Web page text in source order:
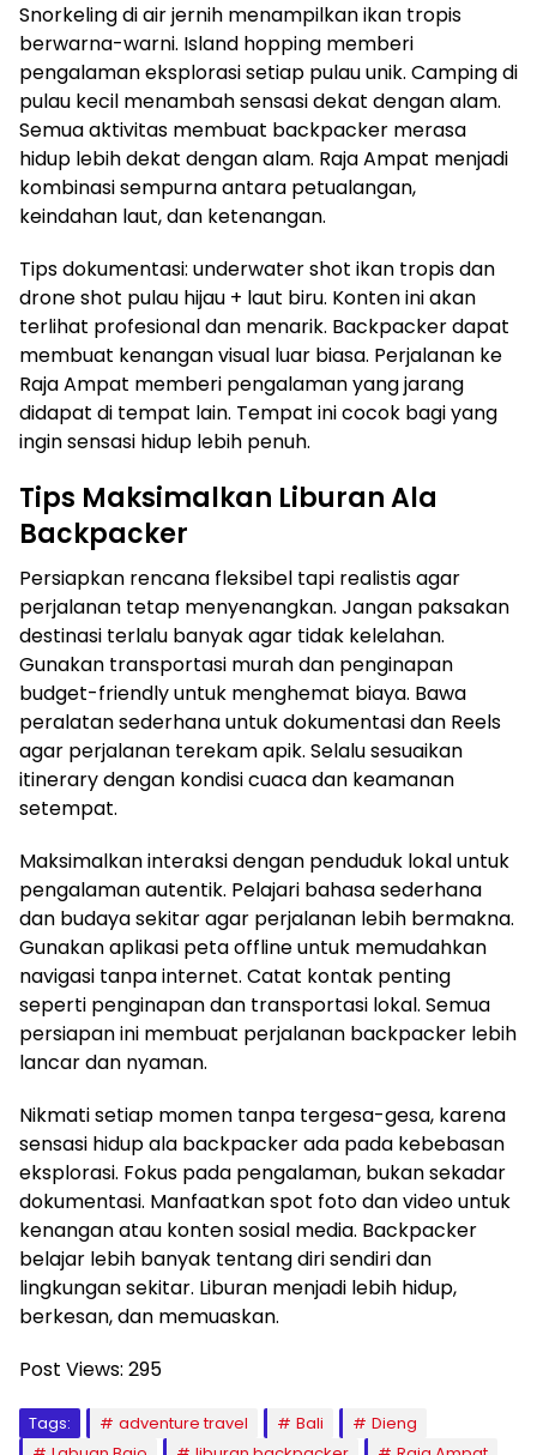
Snorkeling di air jernih menampilkan ikan tropis
berwarna-warni. Island hopping memberi
pengalaman eksplorasi setiap pulau unik. Camping di
pulau kecil menambah sensasi dekat dengan alam.
Semua aktivitas membuat backpacker merasa
hidup lebih dekat dengan alam. Raja Ampat menjadi
kombinasi sempurna antara petualangan,
keindahan laut, dan ketenangan.
Tips dokumentasi: underwater shot ikan tropis dan
drone shot pulau hijau + laut biru. Konten ini akan
terlihat profesional dan menarik. Backpacker dapat
membuat kenangan visual luar biasa. Perjalanan ke
Raja Ampat memberi pengalaman yang jarang
didapat di tempat lain. Tempat ini cocok bagi yang
ingin sensasi hidup lebih penuh.
Tips Maksimalkan Liburan Ala
Backpacker
Persiapkan rencana fleksibel tapi realistis agar
perjalanan tetap menyenangkan. Jangan paksakan
destinasi terlalu banyak agar tidak kelelahan.
Gunakan transportasi murah dan penginapan
budget-friendly untuk menghemat biaya. Bawa
peralatan sederhana untuk dokumentasi dan Reels
agar perjalanan terekam apik. Selalu sesuaikan
itinerary dengan kondisi cuaca dan keamanan
setempat.
Maksimalkan interaksi dengan penduduk lokal untuk
pengalaman autentik. Pelajari bahasa sederhana
dan budaya sekitar agar perjalanan lebih bermakna.
Gunakan aplikasi peta offline untuk memudahkan
navigasi tanpa internet. Catat kontak penting
seperti penginapan dan transportasi lokal. Semua
persiapan ini membuat perjalanan backpacker lebih
lancar dan nyaman.
Nikmati setiap momen tanpa tergesa-gesa, karena
sensasi hidup ala backpacker ada pada kebebasan
eksplorasi. Fokus pada pengalaman, bukan sekadar
dokumentasi. Manfaatkan spot foto dan video untuk
kenangan atau konten sosial media. Backpacker
belajar lebih banyak tentang diri sendiri dan
lingkungan sekitar. Liburan menjadi lebih hidup,
berkesan, dan memuaskan.
Post Views: 295
Tags: adventure travel Bali
Dieng